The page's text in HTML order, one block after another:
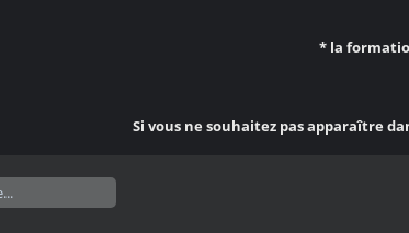
* la
Si vous ne souhaitez pas apparaître